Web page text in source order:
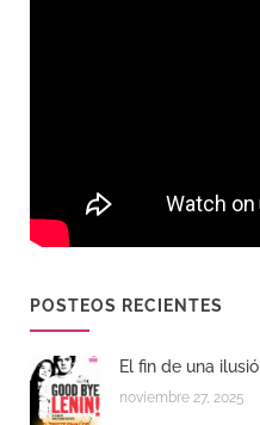
POSTEOS RECIENTES
El fin de una
noviembre 27, 2025